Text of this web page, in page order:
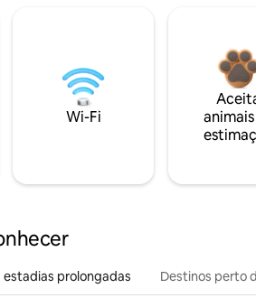
Wi-Fi
prolongadas Destinos perto